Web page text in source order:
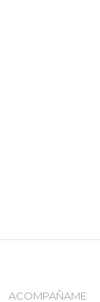
ACOMPAÑAME